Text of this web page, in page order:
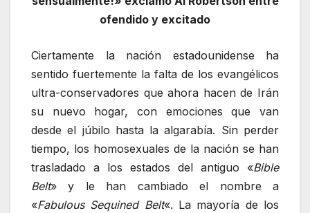
ofendido y excitado
Ciertamente la nación estadounidense ha
sentido fuertemente la falta de los evangélicos
ultra-conservadores que ahora hacen de Irán
su nuevo hogar, con emociones que van
desde el júbilo hasta la algarabía. Sin perder
tiempo, los homosexuales de la nación se han
trasladado a los estados del antiguo «Bible
Belt» y le han cambiado el nombre a
«Fabulous Sequined Belt«. La mayoría de los